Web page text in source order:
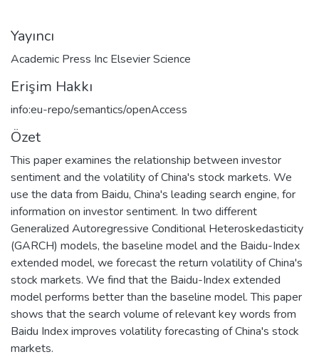
Yayıncı
Academic Press Inc Elsevier Science
Erişim Hakkı
info:eu-repo/semantics/openAccess
Özet
This paper examines the relationship between investor
sentiment and the volatility of China's stock markets. We
use the data from Baidu, China's leading search engine, for
information on investor sentiment. In two different
Generalized Autoregressive Conditional Heteroskedasticity
(GARCH) models, the baseline model and the Baidu-Index
extended model, we forecast the return volatility of China's
stock markets. We find that the Baidu-Index extended
model performs better than the baseline model. This paper
shows that the search volume of relevant key words from
Baidu Index improves volatility forecasting of China's stock
markets.